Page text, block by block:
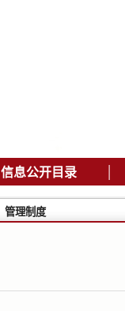
信息公开目录 |
管理制度